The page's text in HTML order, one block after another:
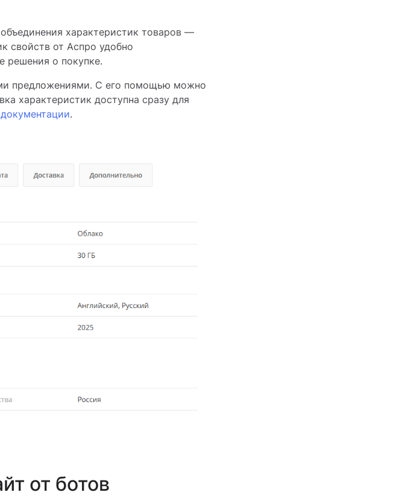
характеристик товаров —
свойств от Аспро удобно
решения о покупке.
предложениями. С его помощью можно
характеристик доступна сразу для
.
от ботов